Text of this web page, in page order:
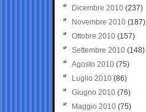
Dicembre 2010 (237)
Novembre 2010 (187)
Ottobre 2010 (157)
Settembre 2010 (148)
Agosto 2010 (75)
Luglio 2010 (86)
Giugno 2010 (76)
Maggio 2010 (75)